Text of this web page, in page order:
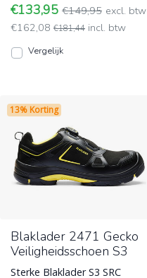
Blaklader, zeer uitgebreid en
ho Blaklader
€133,95 €149,95 excl. btw
€162,08 €181,44 incl. btw
Vergelijk
13% Korting
Blaklader 2471 Gecko
Veiligheidsschoen S3
Sterke Blaklader S3 SRC